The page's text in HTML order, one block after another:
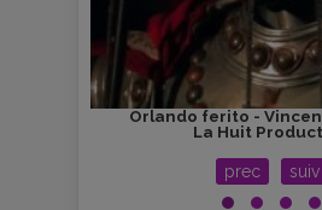
Orlando ferito -
La Huit
prec suiv